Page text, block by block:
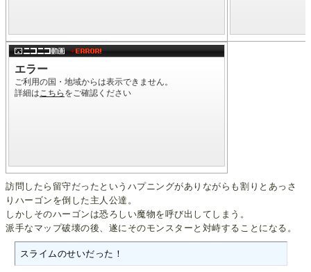
訪問したら留守だったというハプニングがありながらも割りとあっさ
りハーゴンを倒した主人公達。
しかしそのハーゴンは恐ろしい魔物を呼び出してしまう。
派手なマップ破壊の後、遂にそのモンスターと対峙することになる。
スライムのせいだった！